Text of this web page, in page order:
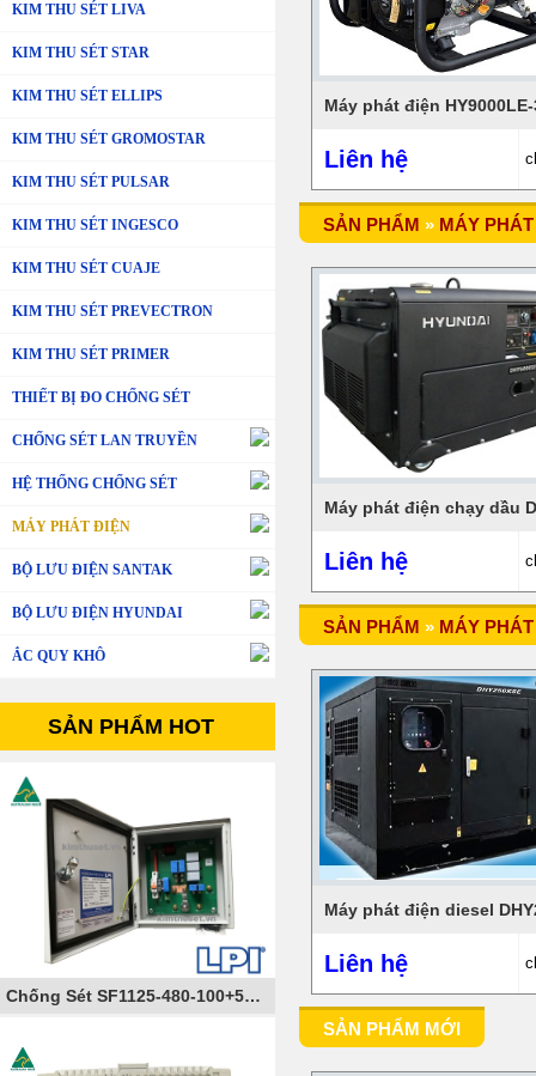
KIM THU SÉT LIVA
KIM THU SÉT STAR
KIM THU SÉT ELLIPS
KIM THU SÉT GROMOSTAR
KIM THU SÉT PULSAR
KIM THU SÉT INGESCO
KIM THU SÉT CUAJE
KIM THU SÉT PREVECTRON
KIM THU SÉT PRIMER
THIẾT BỊ ĐO CHỐNG SÉT
CHỐNG SÉT LAN TRUYỀN
HỆ THỐNG CHỐNG SÉT
MÁY PHÁT ĐIỆN
BỘ LƯU ĐIỆN SANTAK
BỘ LƯU ĐIỆN HYUNDAI
ẮC QUY KHÔ
SẢN PHẨM HOT
Chống Sét SF1125-480-100+50-AIMCB
Máy phát điện
Liên hệ
SẢN PHẨM » MÁY
Liên hệ
SẢN PHẨM » MÁY
Liên hệ
SẢN PHẨM MỚI